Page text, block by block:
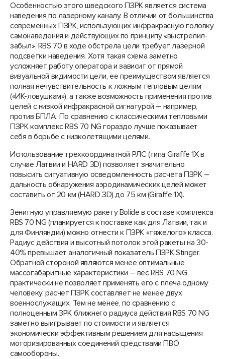
Особенностью этого шведского ПЗРК является система
наведения по лазерному каналу. В отличии от большинства
современных ПЗРК, использующих инфракрасную головку
самонаведения и действующих по принципу «выстрелил-
забыл», RBS 70 в ходе обстрела цели требует лазерной
подсветки наведения. Хотя такая схема заметно
усложняет работу оператора и зависит от прямой
визуальной видимости цели, ее преимуществом является
полная нечувствительность к ложным тепловым целям
(«ИК-ловушкам»), а также возможность применения против
целей с низкой инфракрасной сигнатурой – например,
против БПЛА. По сравнению с классическими тепловыми
ПЗРК комплекс RBS 70 NG гораздо лучше показывает
себя в борьбе с низколетящими целями.
Использование трехкоординатной РЛС (типа Giraffe 1X в
случае Латвии и HARD 3D) позволяет значительно
повысить ситуативную осведомленность расчета ПЗРК –
дальность обнаружения аэродинамических целей может
составить от 20 км (HARD 3D) до 75 км (Giraffe 1X).
Зенитную управляемую ракету Bolide в составе комплекса
RBS 70 NG (планируется к поставке как для Латвии, так и
для Финляндии) можно отнести к ПЗРК «тяжелого» класса.
Радиус действия и высотный потолок этой ракеты на 30-
40% превышает аналогичный показатель ПЗРК Stinger.
Обратной стороной являются менее оптимальные
массогабаритные характеристики – вес RBS 70 NG
практически не позволяет применять его с плеча одному
человеку, расчет ПЗРК составляет не менее двух
военнослужащих. Тем не менее, по сравнению с
полноценным ЗРК ближнего радиуса действия RBS 70 NG
заметно выигрывает по стоимости и является
экономически эффективным решением для насыщения
моторизированных соединений средствами ПВО
самообороны.